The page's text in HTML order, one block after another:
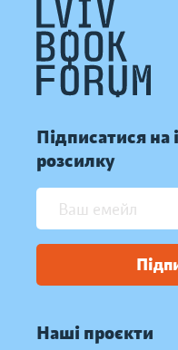
Підписатися на
розсилку
Наші проєкти